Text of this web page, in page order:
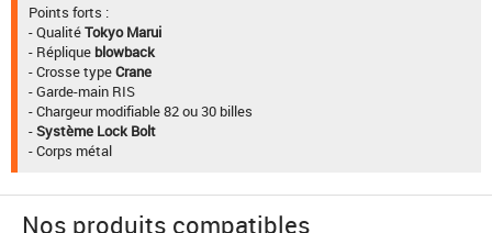
Points forts :
- QualitéTokyo Marui
- Réplique blowback
- Crosse typeCrane
- Garde-main RIS
- Chargeur modifiable 82 ou 30 billes
-Système Lock Bolt
- Corps métal
Nos produits compatibles